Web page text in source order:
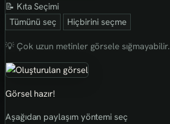
📝 Kıta Seçimi
Tümünü seç
Hiçbirini seçme
💡 Çok uzun metinler görsele sığmayabilir.
Görsel hazır!
Aşağıdan paylaşım yöntemi seç